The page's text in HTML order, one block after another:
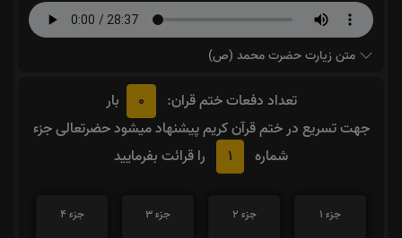
متن زیارت حضرت محمد (ص)
تعداد دفعات ختم قران: 0
بار
جهت تسریع در ختم قرآن کریم پیشنهاد میشود حضرتعالی جزء
شماره
1 را قرائت بفرمایید
جزء 1
جزء 2
جزء 3
جزء 4